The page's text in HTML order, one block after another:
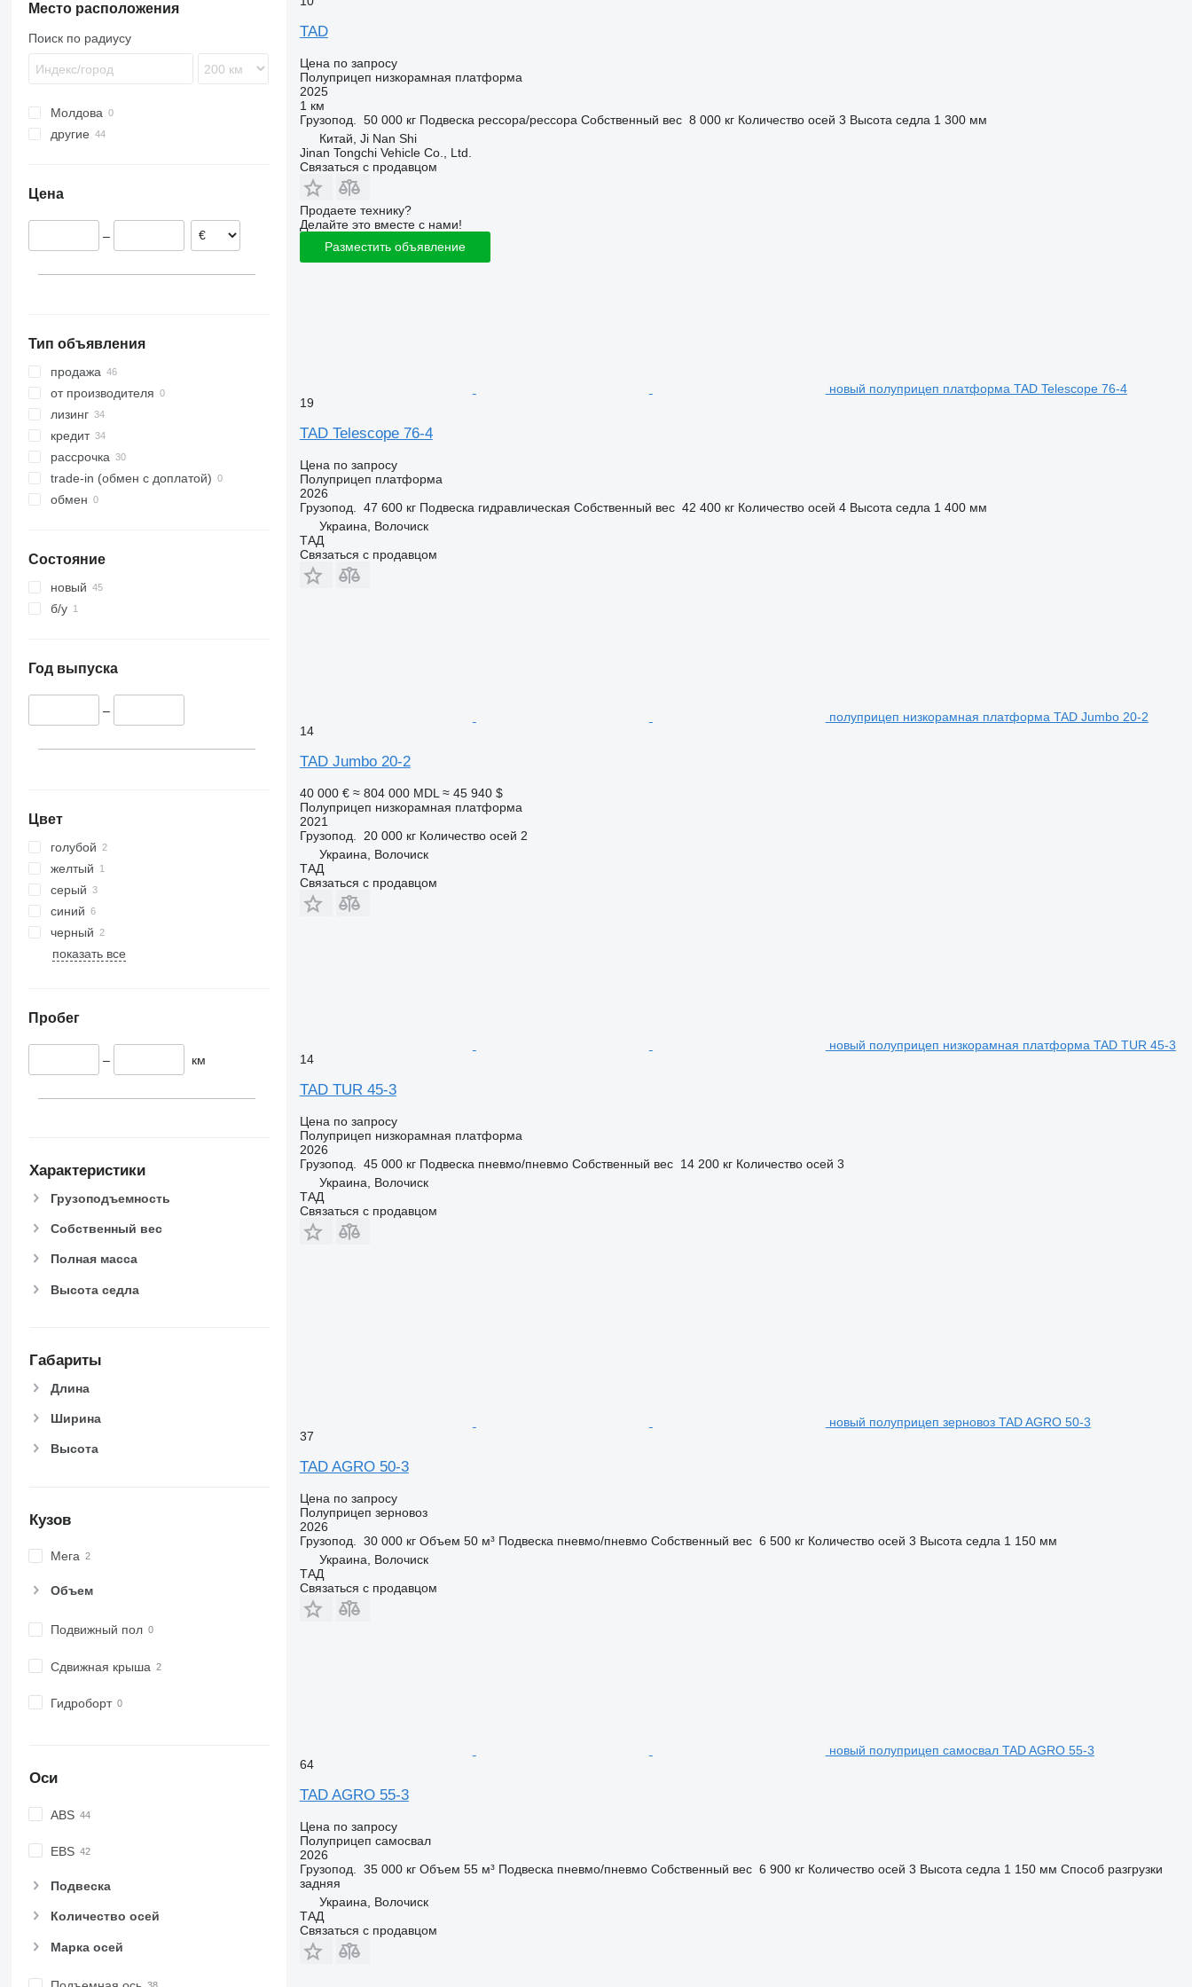
SKI
SPR
SW
Место расположения
Поиск по радиусу
Молдова
другие
Цена
–
Тип объявления
продажа
от производителя
лизинг
кредит
рассрочка
trade-in (обмен с доплатой)
обмен
Состояние
новый
б/у
Год выпуска
–
Цвет
голубой
желтый
серый
синий
черный
показать все
Пробег
– км
Характеристики
Грузоподъемность
Собственный вес
Полная масса
Высота седла
Габариты
Длина
Ширина
Высота
Кузов
Мега
Объем
Подвижный пол
Сдвижная крыша
Гидроборт
Оси
ABS
EBS
Подвеска
Количество осей
Марка осей
TAD
Цена по запросу
Полуприцеп низкорамная платформа
2025
1 км
Грузопод.
50 000 кг Подвеска рессора/рессора Собственный вес 8 000 кг Количество осей 3 Высота седла 1 300 мм
Китай, Ji Nan Shi
Jinan Tongchi Vehicle Co., Ltd.
Связаться с продавцом
Продаете технику?
Делайте это вместе с нами!
Разместить объявление
новый полуприцеп платформа TAD Telescope 76-4
19
TAD Telescope 76-4
Цена по запросу
Полуприцеп платформа
2026
Грузопод.
47 600 кг Подвеска гидравлическая Собственный вес 42 400 кг Количество осей 4 Высота седла 1 400 мм
Украина, Волочиск
ТАД
Связаться с продавцом
полуприцеп низкорамная платформа TAD Jumbo 20-2
14
TAD Jumbo 20-2
40 000 € ≈ 804 000 MDL ≈ 45 940 $
Полуприцеп низкорамная платформа
2021
Грузопод.
20 000 кг Количество осей 2
Украина, Волочиск
ТАД
Связаться с продавцом
новый полуприцеп низкорамная платформа TAD TUR 45-3
14
TAD TUR 45-3
Цена по запросу
Полуприцеп низкорамная платформа
2026
Грузопод.
45 000 кг Подвеска пневмо/пневмо Собственный вес 14 200 кг Количество осей 3
Украина, Волочиск
ТАД
Связаться с продавцом
новый полуприцеп зерновоз TAD AGRO 50-3
37
TAD AGRO 50-3
Цена по запросу
Полуприцеп зерновоз
2026
Грузопод.
30 000 кг Объем 50 м³ Подвеска пневмо/пневмо Собственный вес 6 500 кг Количество осей 3 Высота седла 1 150 мм
Украина, Волочиск
ТАД
Связаться с продавцом
новый полуприцеп самосвал TAD AGRO 55-3
64
TAD AGRO 55-3
Цена по запросу
Полуприцеп самосвал
2026
Грузопод.
35 000 кг Объем 55 м³ Подвеска пневмо/пневмо Собственный вес 6 900 кг Количество осей 3 Высота седла 1 150 мм Способ разгрузки
задняя
Украина, Волочиск
ТАД
Связаться с продавцом